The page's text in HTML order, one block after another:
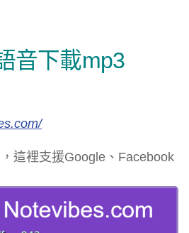
音下載mp3
這裡支援Google、Facebook